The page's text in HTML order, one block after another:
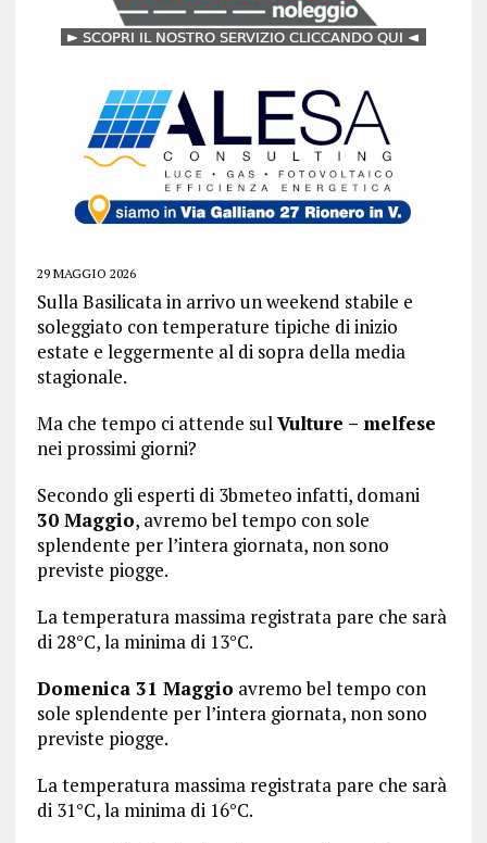
29 MAGGIO 2026
Sulla Basilicata in arrivo un weekend stabile e
soleggiato con temperature tipiche di inizio
estate e leggermente al di sopra della media
stagionale.
Ma che tempo ci attende sulVulture – melfese
nei prossimi giorni?
Secondo gli esperti di 3bmeteo infatti, domani
30 Maggio, avremo bel tempo con sole
splendente per l’intera giornata, non sono
previste piogge.
La temperatura massima registrata pare che sarà
di 28°C, la minima di 13°C.
Domenica 31 Maggio avremo bel tempo con
sole splendente per l’intera giornata, non sono
previste piogge.
La temperatura massima registrata pare che sarà
di 31°C, la minima di 16°C.